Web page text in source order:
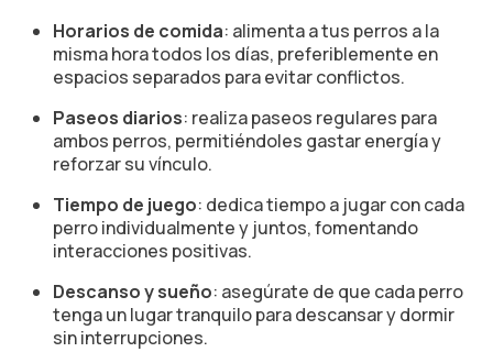
Horarios de comida: alimenta a tus perros a la
misma hora todos los días, preferiblemente en
espacios separados para evitar conflictos.
Paseos diarios: realiza paseos regulares para
ambos perros, permitiéndoles gastar energía y
reforzar su vínculo.
Tiempo de juego: dedica tiempo a jugar con cada
perro individualmente y juntos, fomentando
interacciones positivas.
Descanso y sueño: asegúrate de que cada perro
tenga un lugar tranquilo para descansar y dormir
sin interrupciones.